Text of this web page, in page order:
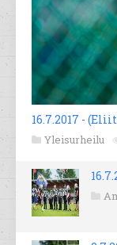
16.7.2017 -
Yleisurheilu